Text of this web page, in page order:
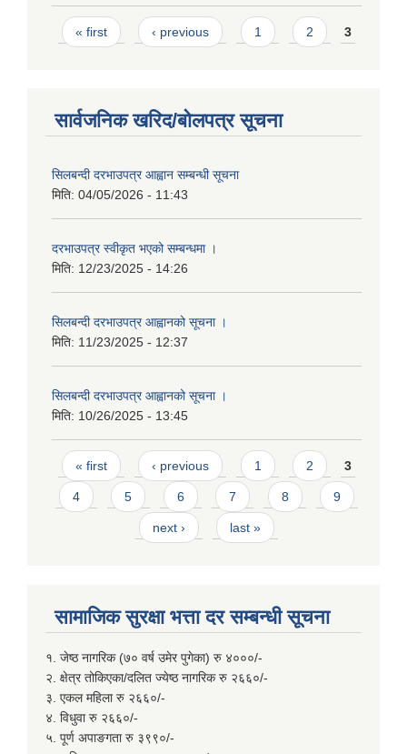
Pages
« first ‹ previous 1 2 3
सार्वजनिक खरिद/बोलपत्र सूचना
सिलबन्दी दरभाउपत्र आह्वान सम्बन्धी सूचना
मिति: 04/05/2026 - 11:43
दरभाउपत्र स्वीकृत भएको सम्बन्धमा ।
मिति: 12/23/2025 - 14:26
सिलबन्दी दरभाउपत्र आह्वानको सूचना ।
मिति: 11/23/2025 - 12:37
सिलबन्दी दरभाउपत्र आह्वानको सूचना ।
मिति: 10/26/2025 - 13:45
Pages
« first ‹ previous 1 2 3
4 5 6 7 8 9
next › last »
सामाजिक सुरक्षा भत्ता दर सम्बन्धी सूचना
१. जेष्ठ नागरिक (७० वर्ष उमेर पुगेका) रु ४०००/-
२. क्षेत्र तोकिएका/दलित ज्येष्ठ नागरिक रु २६६०/-
३. एकल महिला रु २६६०/-
४. विधुवा रु २६६०/-
५. पूर्ण अपाङगता रु ३९९०/-